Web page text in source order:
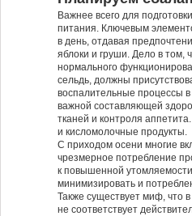
Важнее всего для
питания. Ключевым
в день, отдавая
яблоки и груши. Дело в том,
нормального
сельдь, должны
воспалительные процессы
важной составляющей
тканей и контроля
и кисломолочные продукты.
С приходом осени многие
чрезмерное потребление
к повышенной
минимизировать и
Также существует миф, что
не соответствует